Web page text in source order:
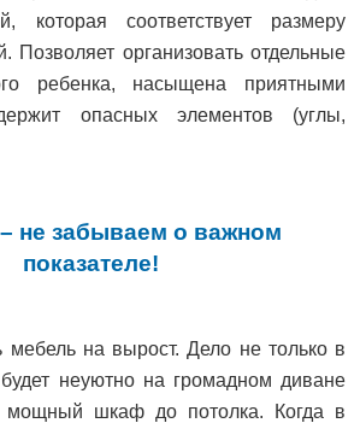
которая соответствует размеру
организовать отдельные
ребенка, насыщена приятными
опасных элементов (углы,
не забываем о важном
показателе!
мебель на вырост. Дело не только в
неуютно на громадном диване
мощный шкаф до потолка. Когда в